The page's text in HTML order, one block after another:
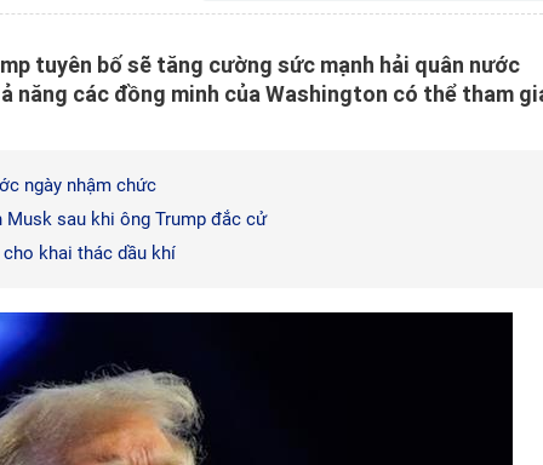
tuyên bố sẽ tăng cường sức mạnh hải quân nước
năng các đồng minh của Washington có thể tham
ngày nhậm chức
sau khi ông Trump đắc cử
khai thác dầu khí